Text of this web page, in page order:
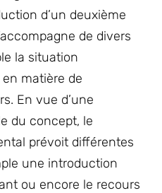
d’un deuxième
de divers
la situation
matière de
En vue d’une
du concept, le
prévoit différentes
une introduction
ou encore le recours